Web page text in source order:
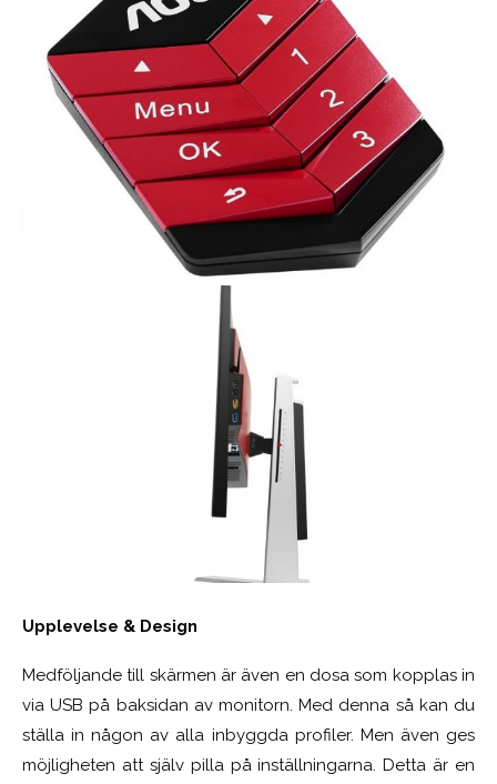
Upplevelse & Design
Medföljande till skärmen är även en dosa som kopplas in
via USB på baksidan av monitorn. Med denna så kan du
ställa in någon av alla inbyggda profiler. Men även ges
möjligheten att själv pilla på inställningarna. Detta är en